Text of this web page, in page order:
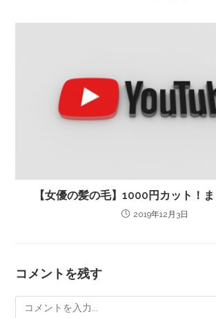
【女優の髪の毛】1000円カット！
2019年12月3日
コメントを残す